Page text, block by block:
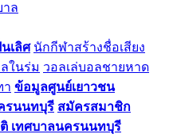
าล
เลิศ นักกีฬาสร้างชื่อเสียง
ในร่ม วอลเล่บอลชายหาด
า ข้อมูลศูนย์เยาวชน
รนนทบุรี สมัครสมาชิก
เทศบาลนครนนทบุรี